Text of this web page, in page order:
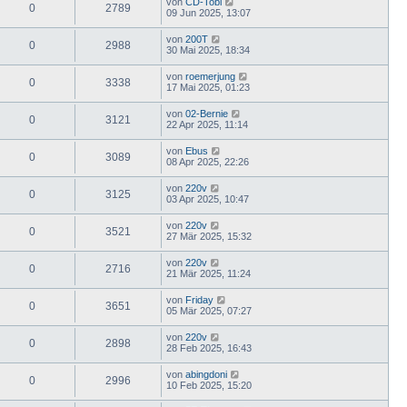
0 2789
09 Jun 2025, 13:07
0 2988 von 200T
30 Mai 2025, 18:34
0 3338 von roemerjung
17 Mai 2025, 01:23
0 3121 von 02-Bernie
22 Apr 2025, 11:14
0 3089 von Ebus
08 Apr 2025, 22:26
0 3125 von 220v
03 Apr 2025, 10:47
0 3521 von 220v
27 Mär 2025, 15:32
0 2716 von 220v
21 Mär 2025, 11:24
0 3651 von Friday
05 Mär 2025, 07:27
0 2898 von 220v
28 Feb 2025, 16:43
0 2996 von abingdoni
10 Feb 2025, 15:20